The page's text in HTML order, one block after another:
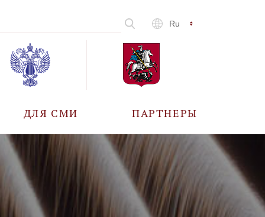
Ru
ДЛЯ СМИ
АККРЕДИТАЦИЯ
ПАРТНЕРЫ